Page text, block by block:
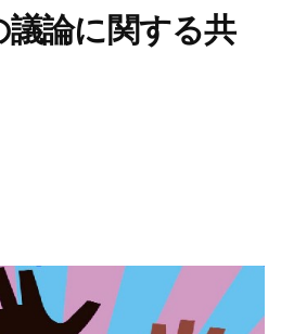
議論に関する共